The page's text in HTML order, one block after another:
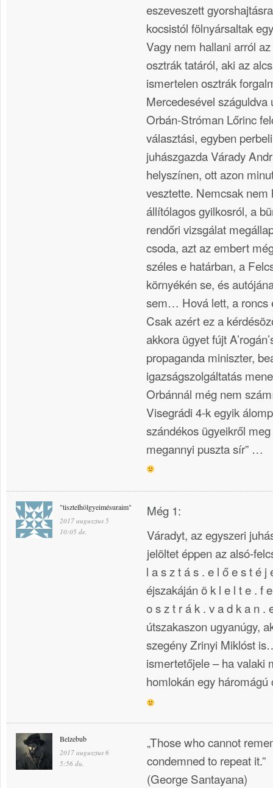
eszeveszett
kocsistól fölnyársaltak
Vagy nem hallani arról
osztrák tatáról, aki az
ismertelen osztrák
Mercedesével száguldva
Orbán-Stróman Lőrinc
választási, egyben
juhászgazda Várady
helyszínen, ott azon
vesztette. Nemcsak nem
állítólagos gyilkosról, a
rendőri vizsgálat
csoda, azt az embert
széles e határban, a
környékén se, és
sem… Hová lett, a roncs
Csak azért ez a
akkora ügyet fújt
propaganda miniszter,
igazságszolgáltatás
Orbánnál még nem
Visegrádi 4-k egyik
szándékos ügyeikről
megannyi puszta sír” …
"tisztelhölgyeimésuraim"
2017 augusztus 5
10:05 de.
Még 1:
Váradyt, az egyszeri
jelöltet éppen az alsó-
l a s z t á s . e l ő e s t é j
éjszakáján ö k l e l t e . f
o s z t r á k . v a d k a n .
útszakaszon ugyanúgy,
szegény Zrinyi Miklóst
ismertetőjele – ha valaki
homlokán egy
Belzebub
2017 augusztus 6
5:56 du.
„Those who cannot
condemned to repeat it.”
(George Santayana)